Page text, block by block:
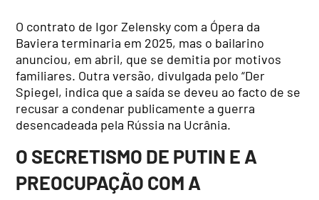
O contrato de Igor Zelensky com a Ópera da
Baviera terminaria em 2025, mas o bailarino
anunciou, em abril, que se demitia por motivos
familiares. Outra versão, divulgada pelo “Der
Spiegel, indica que a saída se deveu ao facto de se
recusar a condenar publicamente a guerra
desencadeada pela Rússia na Ucrânia.
O SECRETISMO DE PUTIN E A
PREOCUPAÇÃO COM A